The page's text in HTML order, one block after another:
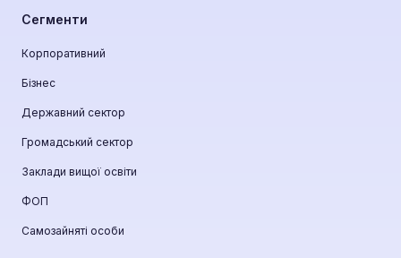
Сегменти
Корпоративний
Бізнес
Державний сектор
Громадський сектор
Заклади вищої освіти
ФОП
Самозайняті особи